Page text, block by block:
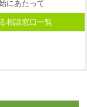
にあたって
相談窓口一覧